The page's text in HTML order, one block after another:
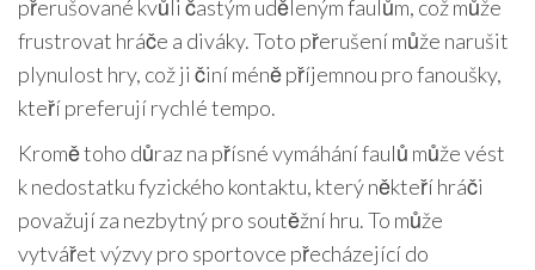
přerušované kvůli častým uděleným faulům, což může
frustrovat hráče a diváky. Toto přerušení může narušit
plynulost hry, což ji činí méně příjemnou pro fanoušky,
kteří preferují rychlé tempo.
Kromě toho důraz na přísné vymáhání faulů může vést
k nedostatku fyzického kontaktu, který někteří hráči
považují za nezbytný pro soutěžní hru. To může
vytvářet výzvy pro sportovce přecházející do